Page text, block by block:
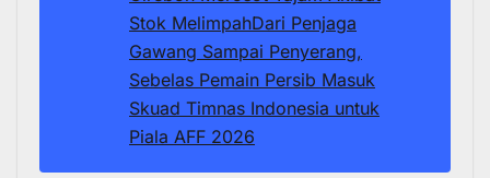
Stok MelimpahDari Penjaga
Gawang Sampai Penyerang,
Sebelas Pemain Persib Masuk
Skuad Timnas Indonesia untuk
Piala AFF 2026